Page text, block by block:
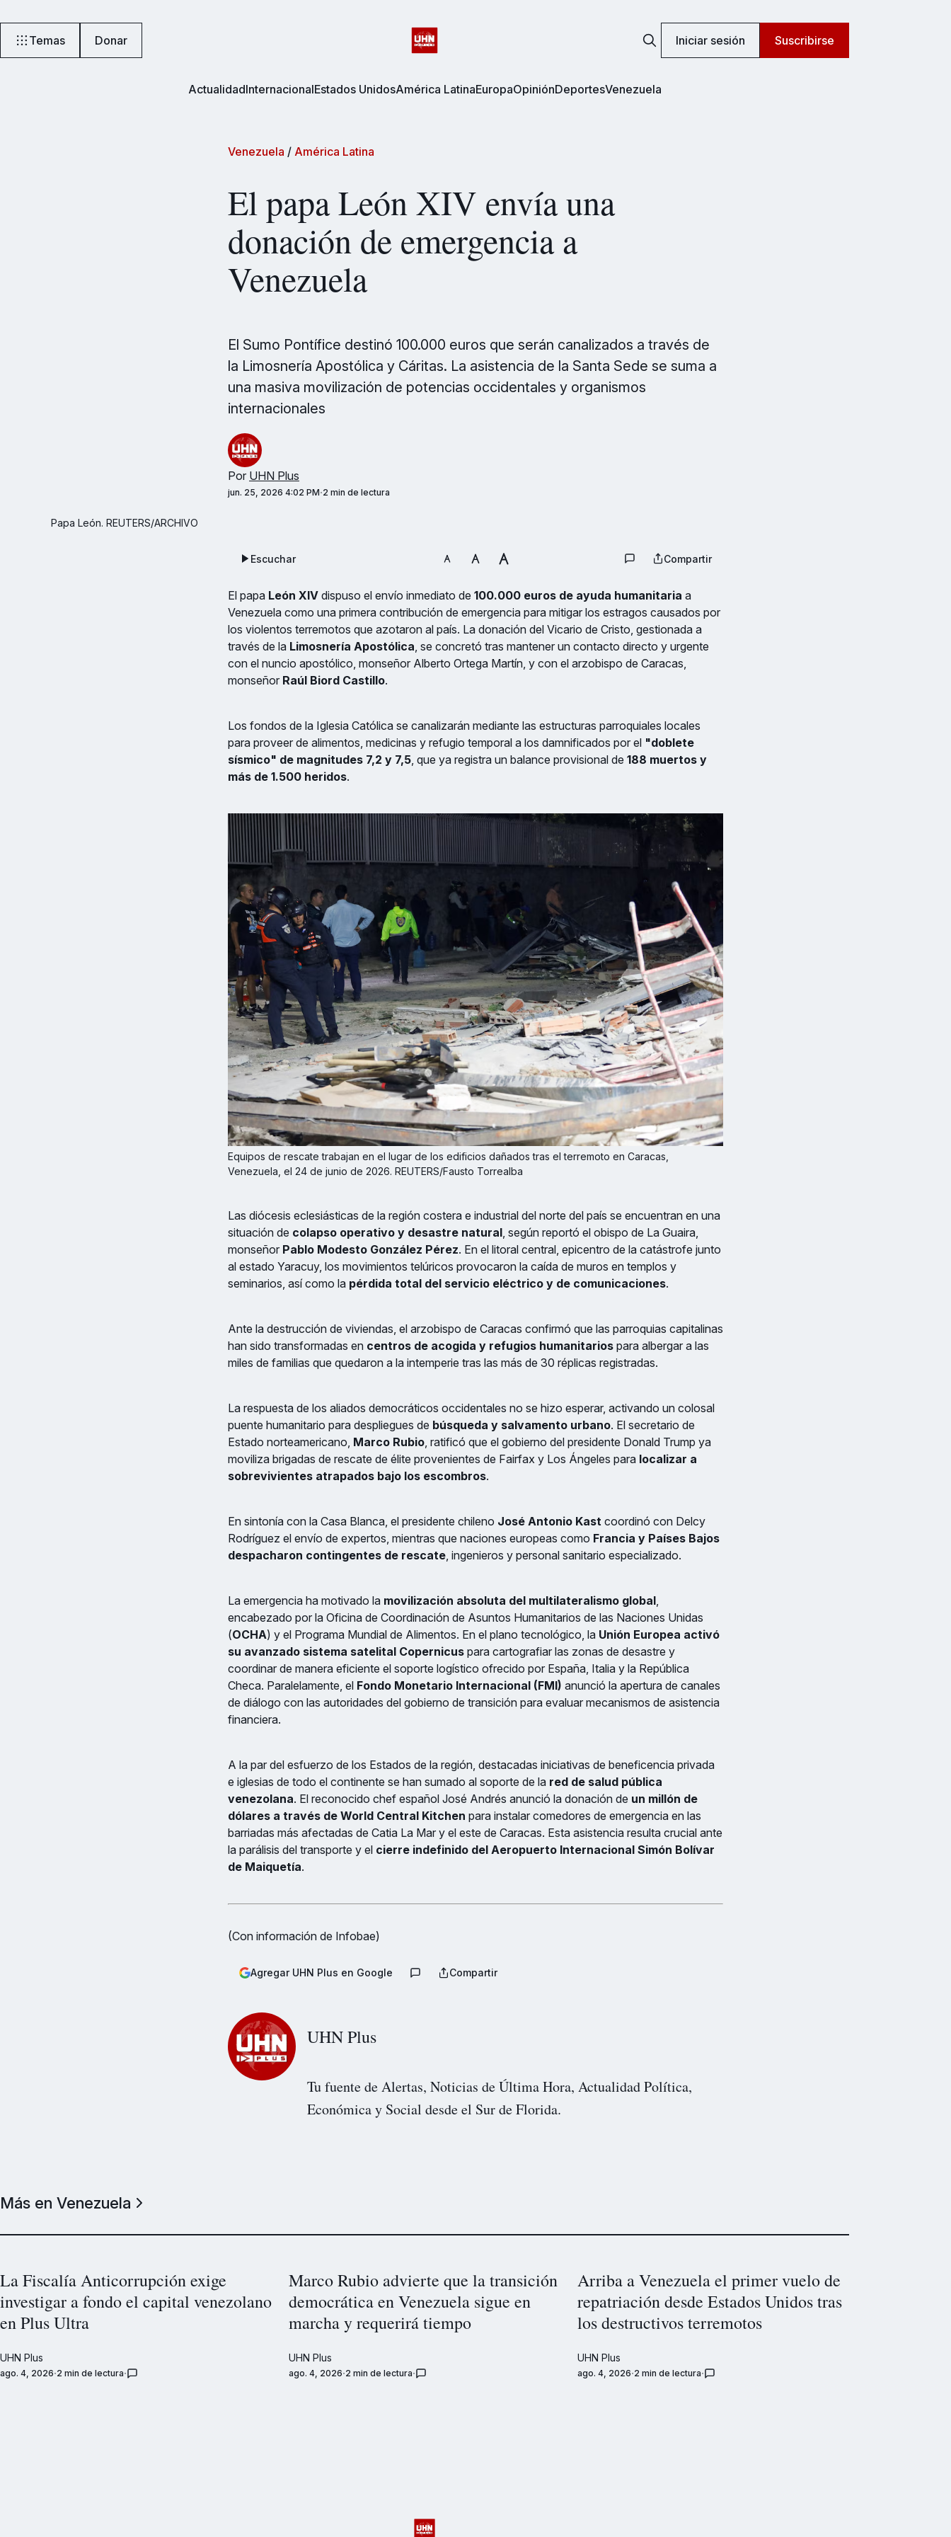
Temas Donar Iniciar sesión Suscribirse
ActualidadInternacionalEstados UnidosAmérica LatinaEuropaOpiniónDeportesVenezuela
Venezuela / América Latina
El papa León XIV envía una
donación de emergencia a
Venezuela
El Sumo Pontífice destinó 100.000 euros que serán canalizados a través de
la Limosnería Apostólica y Cáritas. La asistencia de la Santa Sede se suma a
una masiva movilización de potencias occidentales y organismos
internacionales
Por UHN Plus
jun. 25, 2026 4:02 PM 2 min de lectura
Papa León. REUTERS/ARCHIVO
Escuchar Compartir
El papa León XIV dispuso el envío inmediato de 100.000 euros de ayuda humanitaria a
Venezuela como una primera contribución de emergencia para mitigar los estragos causados por
los violentos terremotos que azotaron al país. La donación del Vicario de Cristo, gestionada a
través de la Limosnería Apostólica, se concretó tras mantener un contacto directo y urgente
con el nuncio apostólico, monseñor Alberto Ortega Martín, y con el arzobispo de Caracas,
monseñor Raúl Biord Castillo.
Los fondos de la Iglesia Católica se canalizarán mediante las estructuras parroquiales locales
para proveer de alimentos, medicinas y refugio temporal a los damnificados por el "doblete
sísmico" de magnitudes 7,2 y 7,5, que ya registra un balance provisional de 188 muertos y
más de 1.500 heridos.
Equipos de rescate trabajan en el lugar de los edificios dañados tras el terremoto en Caracas,
Venezuela, el 24 de junio de 2026. REUTERS/Fausto Torrealba
Las diócesis eclesiásticas de la región costera e industrial del norte del país se encuentran en una
situación de colapso operativo y desastre natural , según reportó el obispo de La Guaira,
monseñor Pablo Modesto González Pérez. En el litoral central, epicentro de la catástrofe junto
al estado Yaracuy, los movimientos telúricos provocaron la caída de muros en templos y
seminarios, así como la pérdida total del servicio eléctrico y de comunicaciones.
Ante la destrucción de viviendas, el arzobispo de Caracas confirmó que las parroquias capitalinas
han sido transformadas en centros de acogida y refugios humanitarios para albergar a las
miles de familias que quedaron a la intemperie tras las más de 30 réplicas registradas.
La respuesta de los aliados democráticos occidentales no se hizo esperar, activando un colosal
puente humanitario para despliegues de búsqueda y salvamento urbano. El secretario de
Estado norteamericano, Marco Rubio , ratificó que el gobierno del presidente Donald Trump ya
moviliza brigadas de rescate de élite provenientes de Fairfax y Los Ángeles para localizar a
sobrevivientes atrapados bajo los escombros.
En sintonía con la Casa Blanca, el presidente chileno José Antonio Kast coordinó con Delcy
Rodríguez el envío de expertos, mientras que naciones europeas como Francia y Países Bajos
despacharon contingentes de rescate , ingenieros y personal sanitario especializado.
La emergencia ha motivado la movilización absoluta del multilateralismo global
encabezado por la Oficina de Coordinación de Asuntos Humanitarios de las Naciones Unidas
(OCHA) y el Programa Mundial de Alimentos. En el plano tecnológico, la Unión Europea activó
su avanzado sistema satelital Copernicus para cartografiar las zonas de desastre y
coordinar de manera eficiente el soporte logístico ofrecido por España, Italia y la República
Checa. Paralelamente, el Fondo Monetario Internacional (FMI) anunció la apertura de canales
de diálogo con las autoridades del gobierno de transición para evaluar mecanismos de asistencia
financiera.
A la par del esfuerzo de los Estados de la región, destacadas iniciativas de beneficencia privada
e iglesias de todo el continente se han sumado al soporte de la red de salud pública
venezolana. El reconocido chef español José Andrés anunció la donación de un millón de
dólares a través de World Central Kitchen para instalar comedores de emergencia en las
barriadas más afectadas de Catia La Mar y el este de Caracas. Esta asistencia resulta crucial ante
la parálisis del transporte y el cierre indefinido del Aeropuerto Internacional Simón Bolívar
de Maiquetía.
(Con información de Infobae)
Agregar UHN Plus en Google Compartir
UHN Plus
Tu fuente de Alertas, Noticias de Última Hora, Actualidad Política,
Económica y Social desde el Sur de Florida.
Más en Venezuela
La Fiscalía Anticorrupción exige
investigar a fondo el capital venezolano
en Plus Ultra
UHN Plus
ago. 4, 2026 2 min de lectura
Marco Rubio advierte que la transición
democrática en Venezuela sigue en
marcha y requerirá tiempo
UHN Plus
ago. 4, 2026 2 min de lectura
Arriba a Venezuela el primer vuelo de
repatriación desde Estados Unidos tras
los destructivos terremotos
UHN Plus
ago. 4, 2026 2 min de lectura